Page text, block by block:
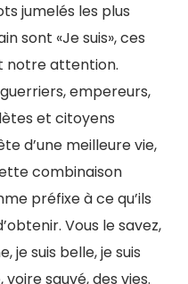
jumelés les plus
sont «Je suis», ces
notre attention.
empereurs,
et citoyens
d’une meilleure vie,
combinaison
préfixe à ce qu’ils
Vous le savez,
je suis belle, je suis
sauvé, des vies.